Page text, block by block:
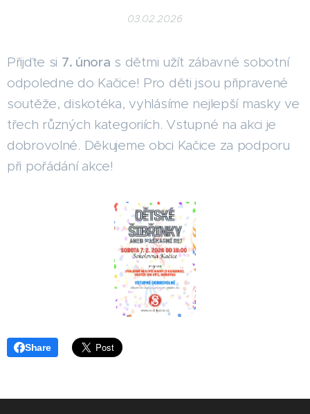
03.02.2026
Přijďte si 7. února s dětmi užít zábavné sobotní
odpoledne do Kačice! Pro děti jsou připravené
soutěže, diskotéka, vyhlásíme nejlepší masky ve
třech různých kategoriích. Vstupné na akci je
dobrovolné. Děkujeme obci Kačice za podporu
při pořádání akce!
Share